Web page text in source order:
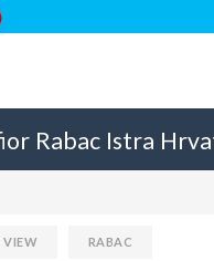
Rabac Istra
VIEW RABAC